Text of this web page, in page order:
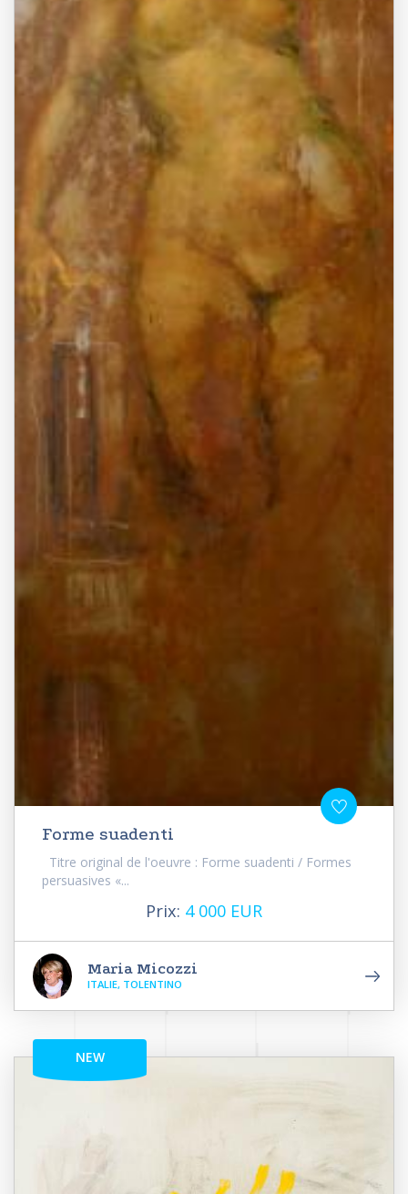
Forme suadenti
Titre original de l'oeuvre : Forme suadenti / Formes
persuasives «...
Prix: 4 000 EUR
Maria Micozzi
ITALIE, TOLENTINO
NEW